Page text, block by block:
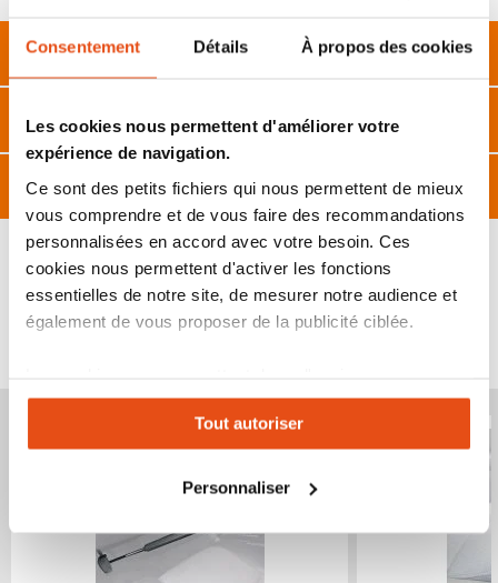
Consentement Détails À propos des cookies
Les cookies nous permettent d'améliorer votre
expérience de navigation.
Ce sont des petits fichiers qui nous permettent de mieux
vous comprendre et de vous faire des recommandations
personnalisées en accord avec votre besoin. Ces
cookies nous permettent d'activer les fonctions
essentielles de notre site, de mesurer notre audience et
également de vous proposer de la publicité ciblée.
expérience personnalisée sur notre site. Vous pouvez
changer votre choix à n'importe quel moment. Refuser
tous les cookies peut limiter certaines fonctionnalités.
Tout autoriser
Personnaliser
Description
Caractéristiques
Avis
VOUS POURRIEZ ÉGALEMENT ÊTRE INTÉRESSÉ